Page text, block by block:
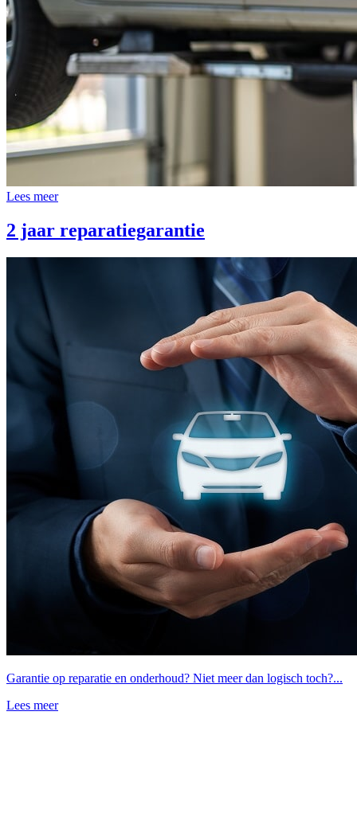
Lees meer
2 jaar reparatiegarantie
Garantie op reparatie en onderhoud? Niet meer dan logisch toch?...
Lees meer